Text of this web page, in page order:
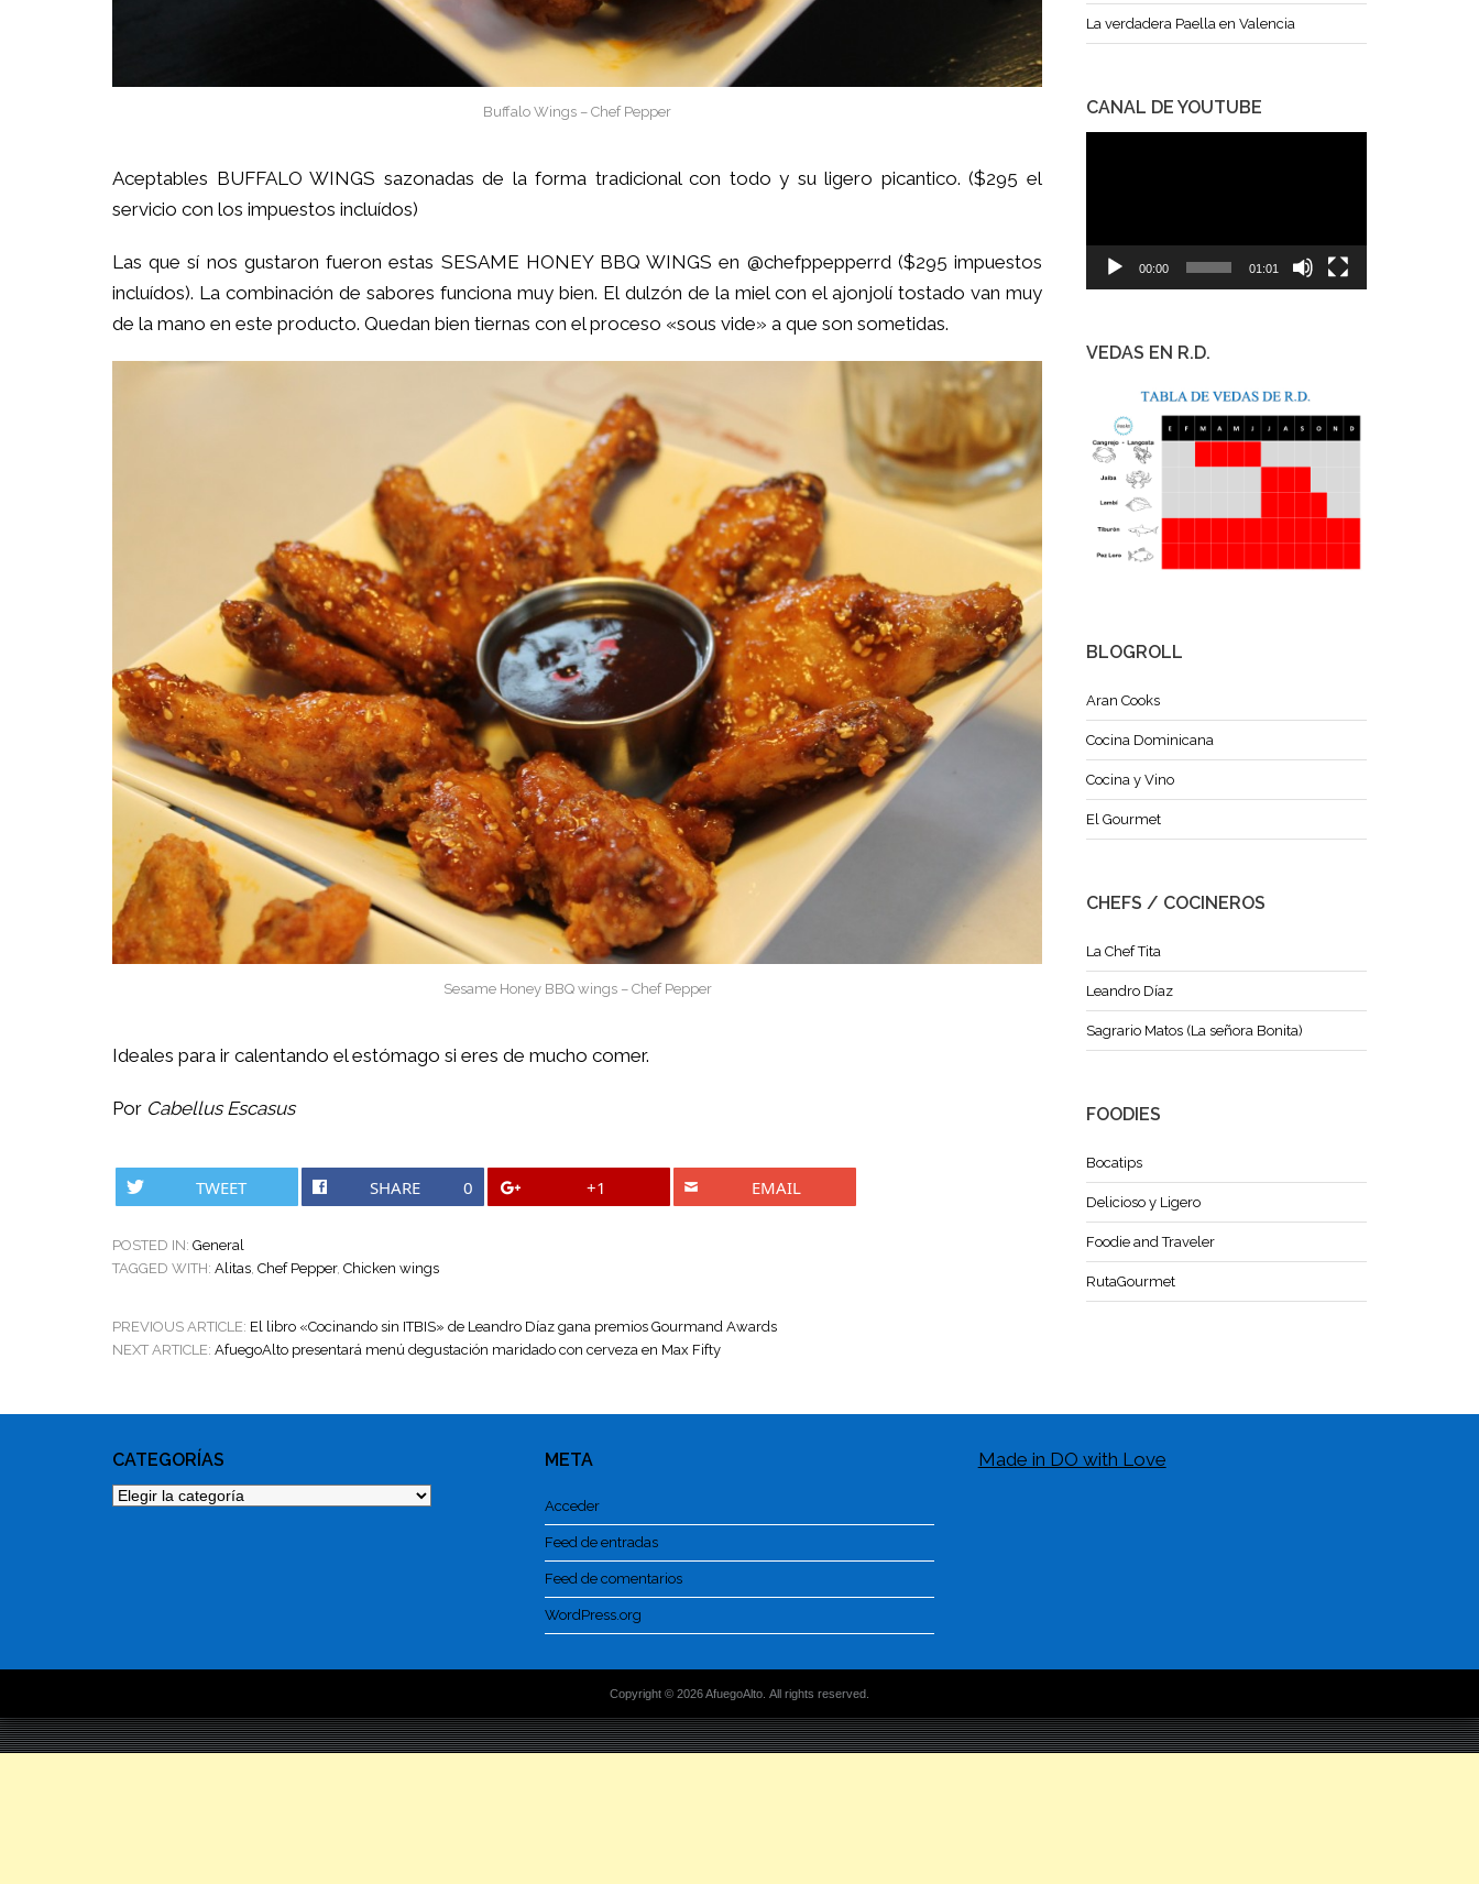
Buffalo Wings – Chef Pepper
Aceptables BUFFALO WINGS sazonadas de la forma tradicional con todo y su ligero picantico. ($295 el
servicio con los impuestos incluídos)
Las que sí nos gustaron fueron estas SESAME HONEY BBQ WINGS en @chefppepperrd ($295 impuestos
incluídos). La combinación de sabores funciona muy bien. El dulzón de la miel con el ajonjolí tostado van muy
de la mano en este producto. Quedan bien tiernas con el proceso «sous vide» a que son sometidas.
Sesame Honey BBQ wings – Chef Pepper
Ideales para ir calentando el estómago si eres de mucho comer.
Por Cabellus Escasus
TWEET SHARE 0 +1 EMAIL
POSTED IN: General
TAGGED WITH: Alitas Chef Pepper, Chicken wings
POST
NAVIGATION
PREVIOUS ARTICLE: El libro «Cocinando sin ITBIS» de Leandro Díaz gana premios Gourmand Awards
NEXT ARTICLE: AfuegoAlto presentará menú degustación maridado con cerveza en Max Fifty
La verdadera Paella en Valencia
CANAL DE YOUTUBE
00:00 01:01
VEDAS EN R.D.
BLOGROLL
Aran Cooks
Cocina Dominicana
Cocina y Vino
El Gourmet
CHEFS / COCINEROS
La Chef Tita
Leandro Díaz
Sagrario Matos (La señora Bonita)
FOODIES
Bocatips
Delicioso y Ligero
Foodie and Traveler
RutaGourmet
CATEGORÍAS
Categorías
META
Acceder
Feed de entradas
Feed de comentarios
WordPress.org
Made in DO with Love
Copyright © 2026 AfuegoAlto. All rights reserved.